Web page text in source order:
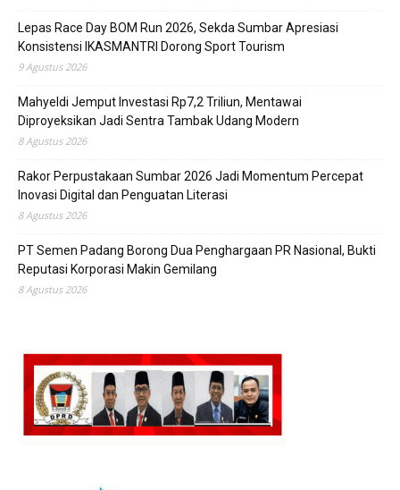
Lepas Race Day BOM Run 2026, Sekda Sumbar Apresiasi
Konsistensi IKASMANTRI Dorong Sport Tourism
9 Agustus 2026
Mahyeldi Jemput Investasi Rp7,2 Triliun, Mentawai
Diproyeksikan Jadi Sentra Tambak Udang Modern
8 Agustus 2026
Rakor Perpustakaan Sumbar 2026 Jadi Momentum Percepat
Inovasi Digital dan Penguatan Literasi
8 Agustus 2026
PT Semen Padang Borong Dua Penghargaan PR Nasional, Bukti
Reputasi Korporasi Makin Gemilang
8 Agustus 2026